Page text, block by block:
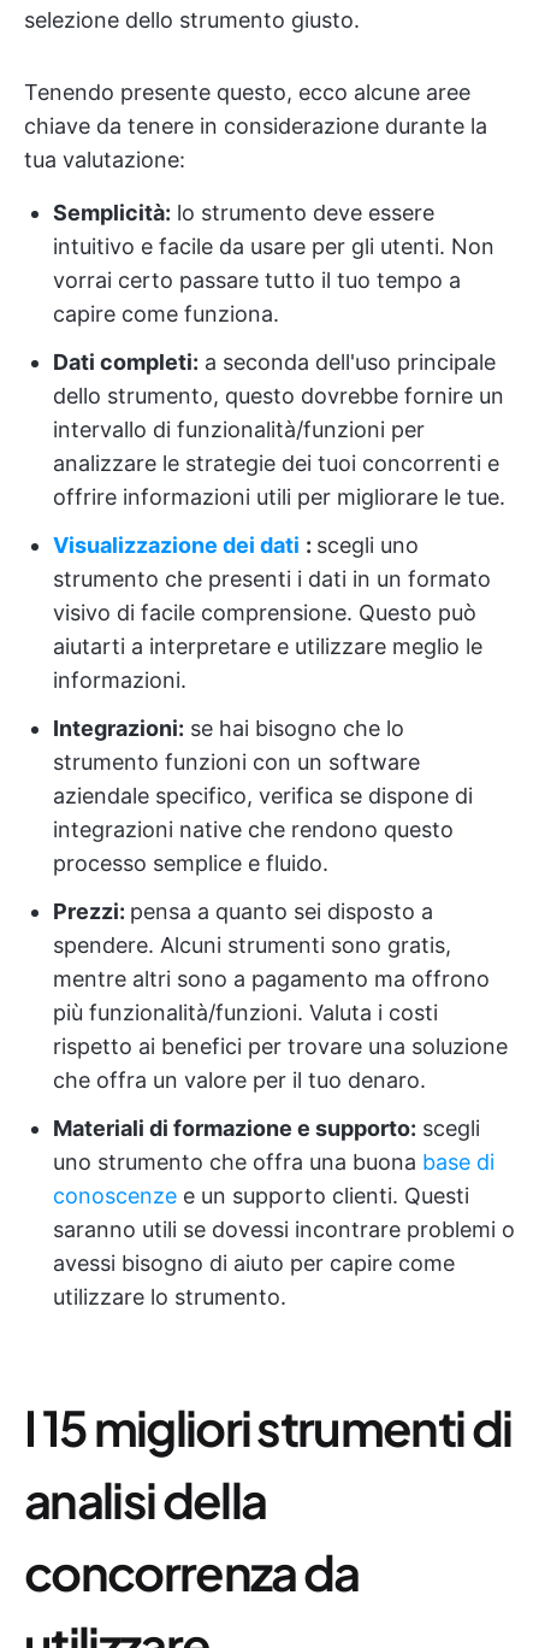
selezione dello strumento giusto.
Tenendo presente questo, ecco alcune aree
chiave da tenere in considerazione durante la
tua valutazione:
Semplicità: lo strumento deve essere
intuitivo e facile da usare per gli utenti. Non
vorrai certo passare tutto il tuo tempo a
capire come funziona.
Dati completi: a seconda dell'uso principale
dello strumento, questo dovrebbe fornire un
intervallo di funzionalità/funzioni per
analizzare le strategie dei tuoi concorrenti e
offrire informazioni utili per migliorare le tue.
Visualizzazione dei dati : scegli uno
strumento che presenti i dati in un formato
visivo di facile comprensione. Questo può
aiutarti a interpretare e utilizzare meglio le
informazioni.
Integrazioni: se hai bisogno che lo
strumento funzioni con un software
aziendale specifico, verifica se dispone di
integrazioni native che rendono questo
processo semplice e fluido.
Prezzi: pensa a quanto sei disposto a
spendere. Alcuni strumenti sono gratis,
mentre altri sono a pagamento ma offrono
più funzionalità/funzioni. Valuta i costi
rispetto ai benefici per trovare una soluzione
che offra un valore per il tuo denaro.
Materiali di formazione e supporto: scegli
uno strumento che offra una buona base di
conoscenze e un supporto clienti. Questi
saranno utili se dovessi incontrare problemi o
avessi bisogno di aiuto per capire come
utilizzare lo strumento.
I 15 migliori strumenti di
analisi della
concorrenza da